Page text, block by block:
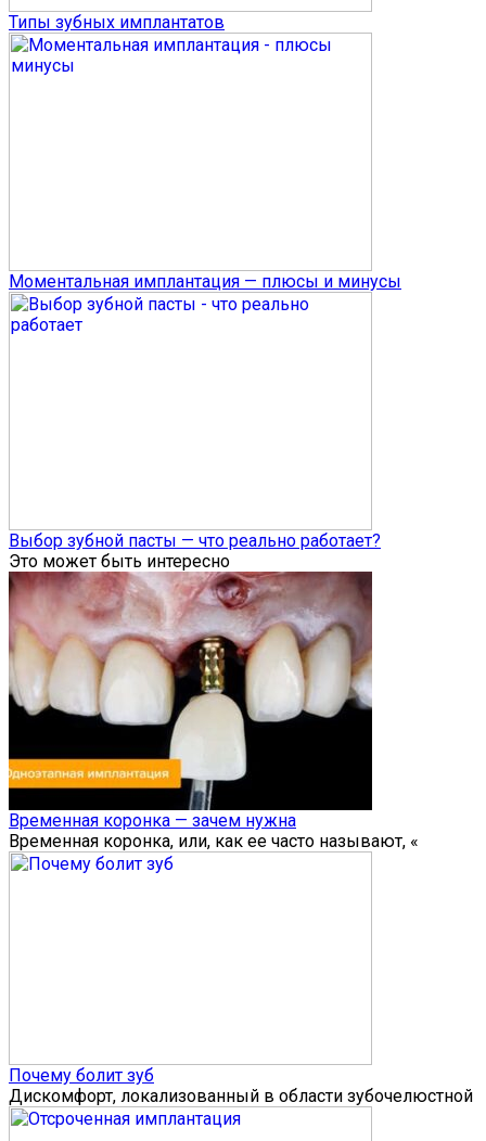
Типы зубных имплантатов
Моментальная имплантация — плюсы и минусы
Выбор зубной пасты — что реально работает?
Это может быть интересно
Временная коронка — зачем нужна
Временная коронка, или, как ее часто называют, «
Почему болит зуб
Дискомфорт, локализованный в области зубочелюстной